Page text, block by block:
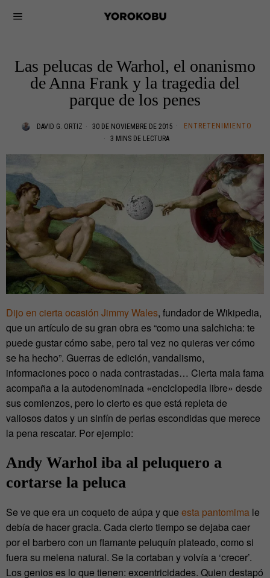
Las pelucas de Warhol, el onanismo
de Anna Frank y la tragedia del
parque de los penes
DAVID G. ORTIZ 30 DE NOVIEMBRE DE 2015
ENTRETENIMIENTO
3 MINS DE LECTURA
Dijo en cierta ocasión Jimmy Wales, fundador de Wikipedia,
que un artículo de su gran obra es “como una salchicha: te
puede gustar cómo sabe, pero tal vez no quieras ver cómo
se ha hecho”. Guerras de edición, vandalismo,
informaciones poco o nada contrastadas… Cierta mala fama
acompaña a la autodenominada «enciclopedia libre» desde
sus comienzos, pero lo cierto es que está repleta de
valiosos datos y un sinfín de perlas escondidas que merece
la pena rescatar. Por ejemplo:
Andy Warhol iba al peluquero a
cortarse la peluca
Se ve que era un coqueto de aúpa y que esta pantomima le
debía de hacer gracia. Cada cierto tiempo se dejaba caer
por el barbero con un flamante peluquín plateado, como si
fuera su melena natural. Se la cortaban y volvía a ‘crecer’.
Los genios es lo que tienen: excentricidades. Quien destapó